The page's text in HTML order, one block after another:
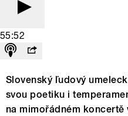
55:52
Slovenský ľudový
svou poetiku i
na mimořádném koncertě